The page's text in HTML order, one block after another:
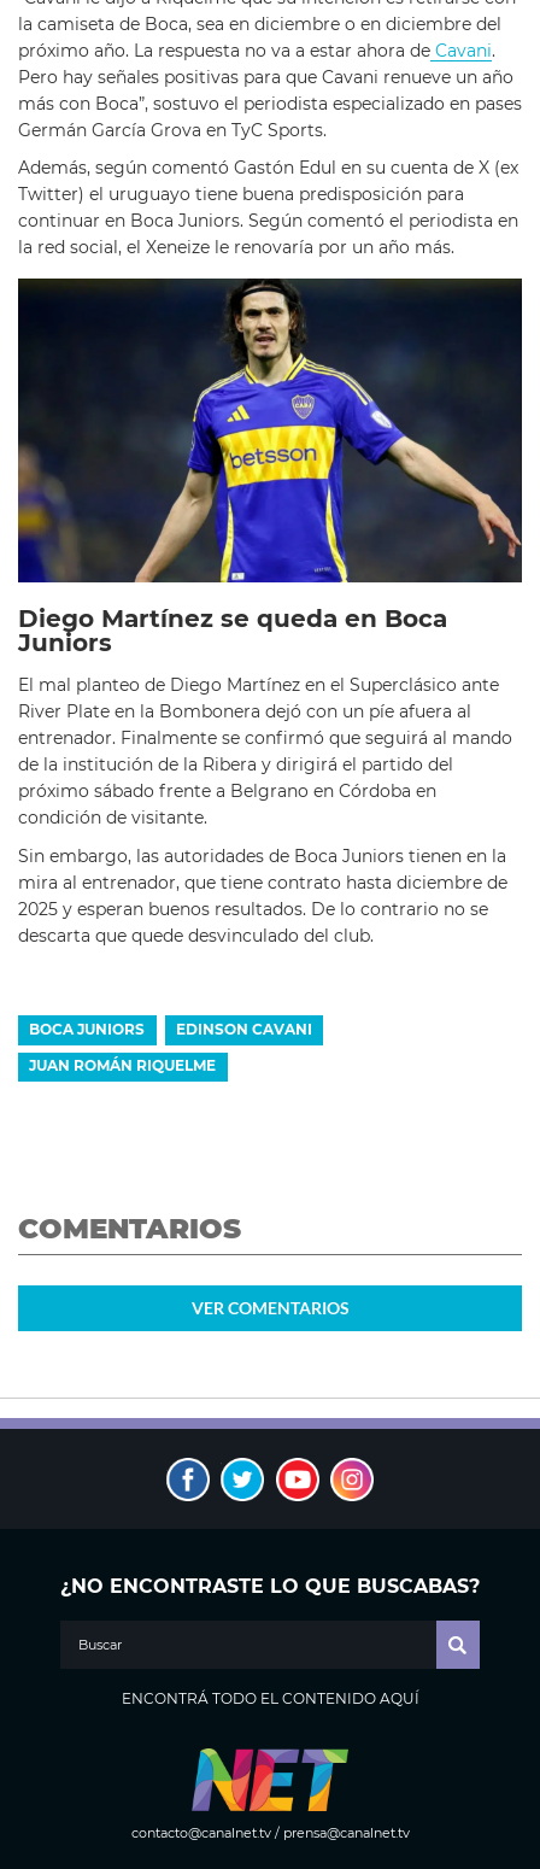
la camiseta de Boca, sea en diciembre o en diciembre del
próximo año. La respuesta no va a estar ahora de Cavani.
Pero hay señales positivas para que Cavani renueve un año
más con Boca”, sostuvo el periodista especializado en pases
Germán García Grova en TyC Sports.
Además, según comentó Gastón Edul en su cuenta de X (ex
Twitter) el uruguayo tiene buena predisposición para
continuar en Boca Juniors. Según comentó el periodista en
la red social, el Xeneize le renovaría por un año más.
Diego Martínez se queda en Boca
Juniors
El mal planteo de Diego Martínez en el Superclásico ante
River Plate en la Bombonera dejó con un píe afuera al
entrenador. Finalmente se confirmó que seguirá al mando
de la institución de la Ribera y dirigirá el partido del
próximo sábado frente a Belgrano en Córdoba en
condición de visitante.
Sin embargo, las autoridades de Boca Juniors tienen en la
mira al entrenador, que tiene contrato hasta diciembre de
2025 y esperan buenos resultados. De lo contrario no se
descarta que quede desvinculado del club.
BOCA JUNIORS EDINSON CAVANI
JUAN ROMÁN RIQUELME
COMENTARIOS
VER COMENTARIOS
¿NO ENCONTRASTE LO QUE BUSCABAS?
ENCONTRÁ TODO EL CONTENIDO AQUÍ
contacto@canalnet.tv/ prensa@canalnet.tv